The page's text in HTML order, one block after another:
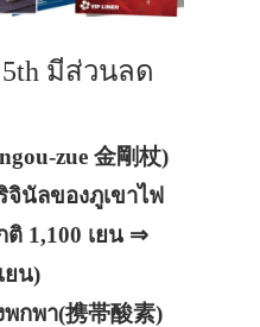
มีส่วนลด
zue 金剛杖)
จินัลของภูเขาไฟ
ติ 1,100 เยน ⇒
ยน)
กพา(携帯酸素)
ภาพประทับใจ